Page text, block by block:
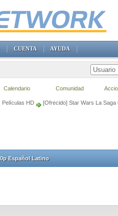
Películas HD [Ofrecido] Star Wars La Saga
Español Latino
CUENTA AYUDA
Calendario Comunidad